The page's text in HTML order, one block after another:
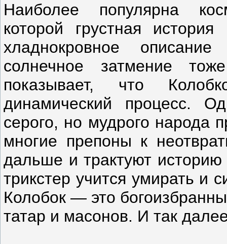
Наиболее популярна
которой грустная
хладнокровное
солнечное затмение
показывает, что
динамический процесс.
серого, но мудрого народа
многие препоны к
дальше и трактуют историю
трикстер учится умирать и
Колобок — это
татар и масонов. И так